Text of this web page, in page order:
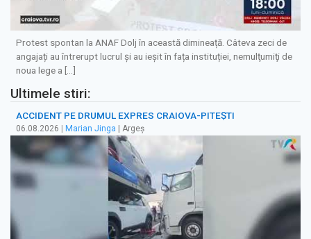
Protest spontan la ANAF Dolj în această dimineață. Câteva zeci de
angajați au întrerupt lucrul și au ieșit în fața instituției, nemulţumiţi de
noua lege a […]
Ultimele stiri:
ACCIDENT PE DRUMUL EXPRES CRAIOVA-PITEȘTI
06.08.2026 Marian Jinga | Argeș